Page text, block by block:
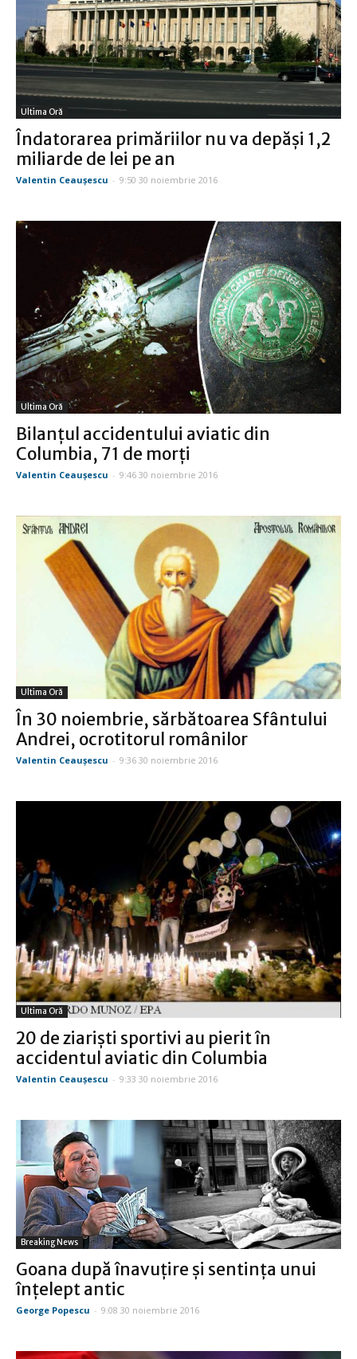
Ultima Oră
Îndatorarea primăriilor nu va depăşi 1,2
miliarde de lei pe an
Valentin Ceauşescu - 9:50 30 noiembrie 2016
Ultima Oră
Bilanţul accidentului aviatic din
Columbia, 71 de morţi
Valentin Ceauşescu - 9:46 30 noiembrie 2016
Ultima Oră
În 30 noiembrie, sărbătoarea Sfântului
Andrei, ocrotitorul românilor
Valentin Ceauşescu - 9:36 30 noiembrie 2016
Ultima Oră
20 de ziarişti sportivi au pierit în
accidentul aviatic din Columbia
Valentin Ceauşescu - 9:33 30 noiembrie 2016
Breaking News
Goana după înavuţire şi sentinţa unui
înţelept antic
George Popescu - 9:08 30 noiembrie 2016